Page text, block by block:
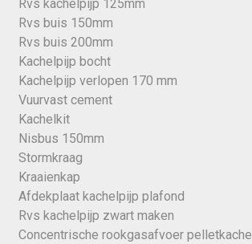
Rvs kachelpijp 125mm
Rvs buis 150mm
Rvs buis 200mm
Kachelpijp bocht
Kachelpijp verlopen 170 mm
Vuurvast cement
Kachelkit
Nisbus 150mm
Stormkraag
Kraaienkap
Afdekplaat kachelpijp plafond
Rvs kachelpijp zwart maken
Concentrische rookgasafvoer pelletkachel